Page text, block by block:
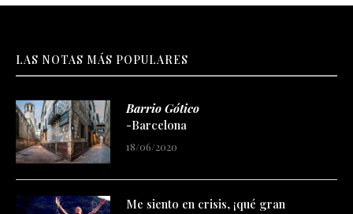
LAS NOTAS MÁS POPULARES
Barrio Gótico
-Barcelona
18/06/2020
Me siento en crisis, ¡qué gran